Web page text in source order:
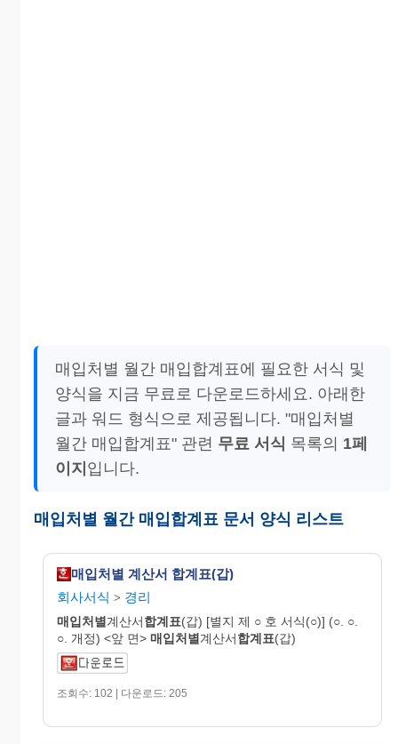
매입처별 월간 매입합계표에 필요한 서식 및
양식을 지금 무료로 다운로드하세요. 아래한
글과 워드 형식으로 제공됩니다. "매입처별
월간 매입합계표" 관련 무료 서식 목록의 1페
이지 입니다.
매입처별 월간 매입합계표 문서 양식 리스트
매입처별 계산서 합계표(갑)
회사서식 > 경리
매입처별계산서합계표(갑) [별지 제 ○ 호 서식(○)] (○. ○.
○. 개정) <앞 면> 매입처별계산서합계표(갑)
조회수: 102 | 다운로드: 205